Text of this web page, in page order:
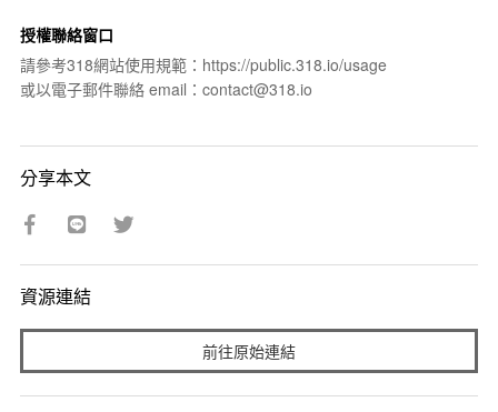
授權聯絡窗口
請參考318網站使用規範：https://public.318.io/usage
或以電子郵件聯絡 email：contact@318.io
分享本文
資源連結
前往原始連結